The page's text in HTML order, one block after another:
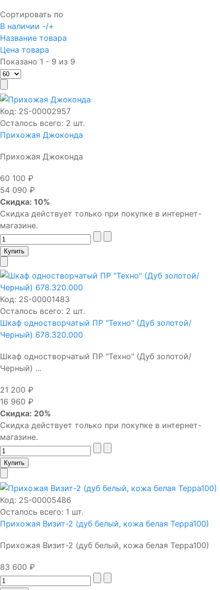
Сортировать по
В наличии -/+
Название товара
Цена товара
Показано 1 - 9 из 9
Код: 2S-00002957
Осталось всего: 2 шт.
Прихожая Джоконда
Прихожая Джоконда
60 100 ₽
54 090 ₽
Скидка: 10%
Скидка действует только при покупке в интернет-
магазине.
Код: 2S-00001483
Осталось всего: 2 шт.
Шкаф одностворчатый ПР "Техно" (Дуб золотой/
Черный) 678.320.000
Шкаф одностворчатый ПР "Техно" (Дуб золотой/
Черный) ...
21 200 ₽
16 960 ₽
Скидка: 20%
Скидка действует только при покупке в интернет-
магазине.
Код: 2S-00005486
Осталось всего: 1 шт.
Прихожая Визит-2 (дуб белый, кожа белая Терра100)
Прихожая Визит-2 (дуб белый, кожа белая Терра100)
83 600 ₽